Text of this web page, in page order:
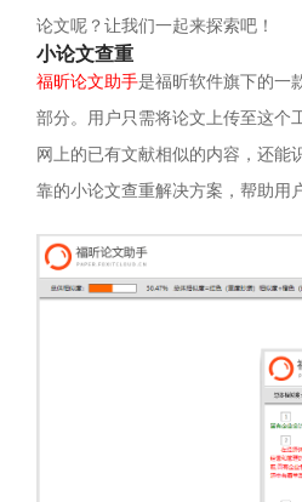
论文呢？让我们一起来探索吧！
小论文查重
福昕论文助手是福昕软件旗下的一
部分。用户只需将论文上传至这个
网上的已有文献相似的内容，还能
靠的小论文查重解决方案，帮助用